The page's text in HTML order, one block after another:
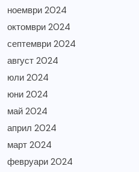
ноември 2024
октомври 2024
септември 2024
август 2024
юли 2024
юни 2024
май 2024
април 2024
март 2024
февруари 2024